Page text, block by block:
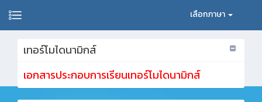
เลือกภาษา
เทอร์โมไดนามิกส์
เอกสารประกอบการเรียนเทอร์โมไดนามิกส์